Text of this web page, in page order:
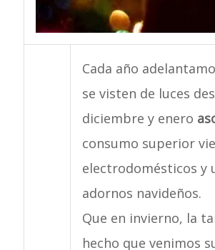
Cada año
se visten de luces
diciembre y enero
consumo superior
electrodomésticos y
adornos navideños.
Que en invierno, la
hecho que venimos